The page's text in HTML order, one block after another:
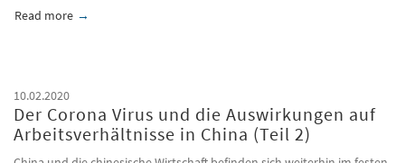
Read more about Veranstaltung: Update Arbeitsrecht 2020/ Corona
10.02.2020
Der Corona Virus und die Auswirkungen auf
Arbeitsverhältnisse in China (Teil 2)